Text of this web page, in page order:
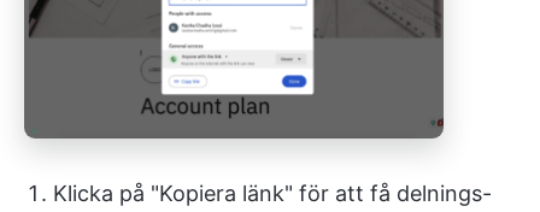
Klicka på "Kopiera länk" för att få delnings-